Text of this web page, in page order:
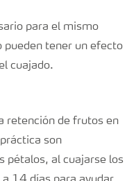
para el mismo
pueden tener un efecto
cuajado.
retención de frutos en
son
pétalos, al cuajarse los